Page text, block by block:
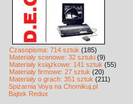
Czasopisma: 714 sztuk (185)
Materiały scenowe: 32 sztuki (9)
Materiały książkowe: 141 sztuk (55)
Materiały firmowe: 27 sztuk (20)
Materiały o grach: 351 sztuk (211)
Spiżarnia Voya na Chomikuj.pl
Bajtek Redux